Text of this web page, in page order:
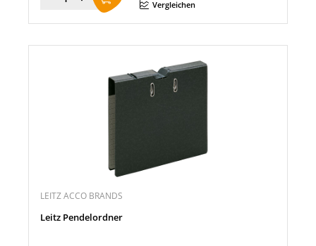
Menge
Vergleichen
LEITZ ACCO BRANDS
Leitz Pendelordner